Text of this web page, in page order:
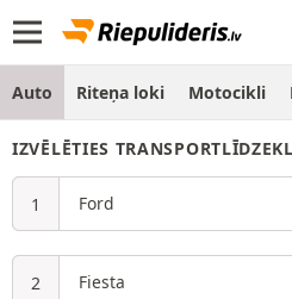
Auto Riteņa loki Motocikli
IZVĒLĒTIES